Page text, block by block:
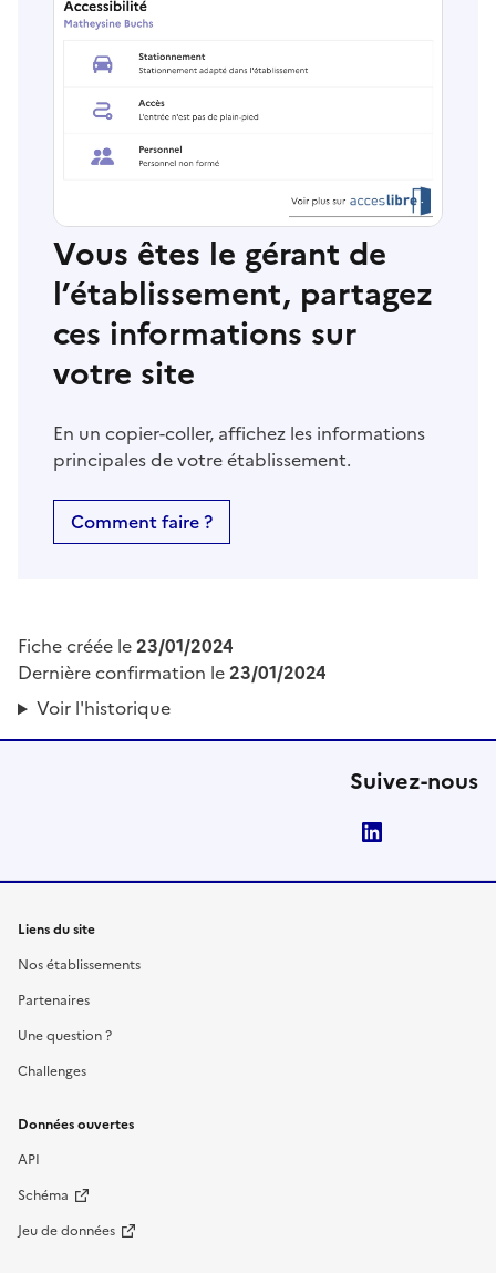
Vous êtes le gérant de
l’établissement, partagez
ces informations sur
votre site
En un copier-coller, affichez les informations
principales de votre établissement.
Comment faire ?
Fiche créée le23/01/2024
Dernière confirmation le23/01/2024
Voir l'historique
Suivez-nous
Liens du site
Nos établissements
Partenaires
Une question ?
Challenges
Données ouvertes
API
Schéma
Jeu de données